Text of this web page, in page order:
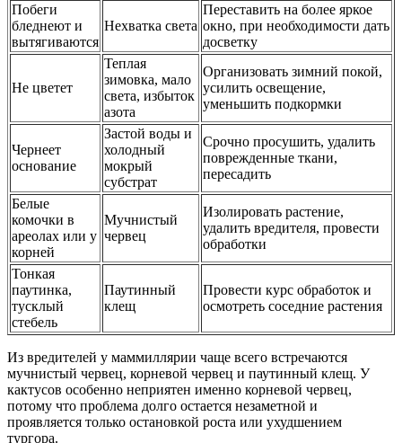
Побеги
бледнеют и
вытягиваются
Нехватка света
Переставить на более яркое
окно, при необходимости дать
досветку
Не цветет
Теплая
зимовка, мало
света, избыток
азота
Организовать зимний покой,
усилить освещение,
уменьшить подкормки
Чернеет
основание
Застой воды и
холодный
мокрый
субстрат
Срочно просушить, удалить
поврежденные ткани,
пересадить
Белые
комочки в
ареолах или у
корней
Мучнистый
червец
Изолировать растение,
удалить вредителя, провести
обработки
Тонкая
паутинка,
тусклый
стебель
Паутинный
клещ
Провести курс обработок и
осмотреть соседние растения
Из вредителей у маммиллярии чаще всего встречаются
мучнистый червец, корневой червец и паутинный клещ. У
кактусов особенно неприятен именно корневой червец,
потому что проблема долго остается незаметной и
проявляется только остановкой роста или ухудшением
тургора.